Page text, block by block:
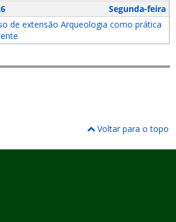
Segunda-feira
de extensão Arqueologia como prática
Voltar para o topo